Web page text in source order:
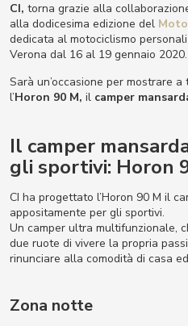
CI, torna grazie alla
alla dodicesima edizione del
dedicata al motociclismo
Verona dal 16 al 19 gennaio 2020.
Sarà un’occasione per mostrare
l’Horon 90 M, il camper
Il camper
gli sportivi: Horon
CI ha progettato l’Horon 90 M il
appositamente per gli sportivi.
Un camper ultra multifunzionale,
due ruote di vivere la propria
rinunciare alla comodità di casa
Zona notte